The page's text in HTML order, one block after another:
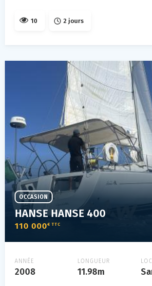
10 2 jours
HANSE HANSE 400
110 000€ TTC
OCCASION
ANNÉE
2008
LONGUEUR
11.98m